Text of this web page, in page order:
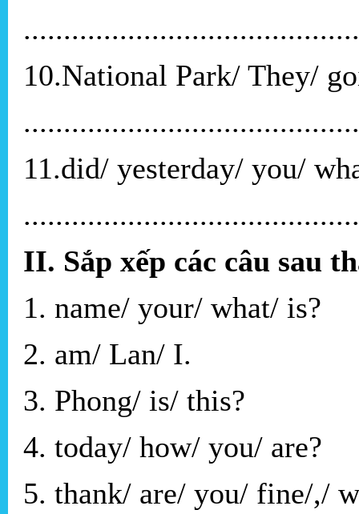
10.National Park/ They/
11.did/ yesterday/ you/
II. Sắp xếp các câu sau
1. name/ your/ what/ is?
2. am/ Lan/ I.
3. Phong/ is/ this?
4. today/ how/ you/ are?
5. thank/ are/ you/ fine/,/